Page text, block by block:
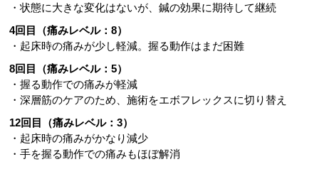
・状態に大きな変化はないが、鍼の効果に期待して継続
4回目（痛みレベル：8）
・起床時の痛みが少し軽減。握る動作はまだ困難
8回目（痛みレベル：5）
・握る動作での痛みが軽減
・深層筋のケアのため、施術をエボフレックスに切り替え
12回目（痛みレベル：3）
・起床時の痛みがかなり減少
・手を握る動作での痛みもほぼ解消